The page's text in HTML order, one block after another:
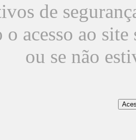
de
o acesso ao
ou se não